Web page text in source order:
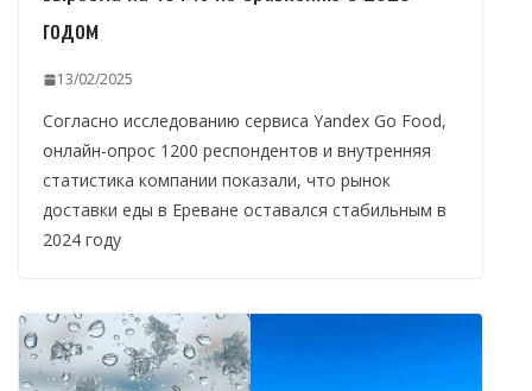
годом
13/02/2025
Согласно исследованию сервиса Yandex Go Food,
онлайн-опрос 1200 респондентов и внутренняя
статистика компании показали, что рынок
доставки еды в Ереване оставался стабильным в
2024 году